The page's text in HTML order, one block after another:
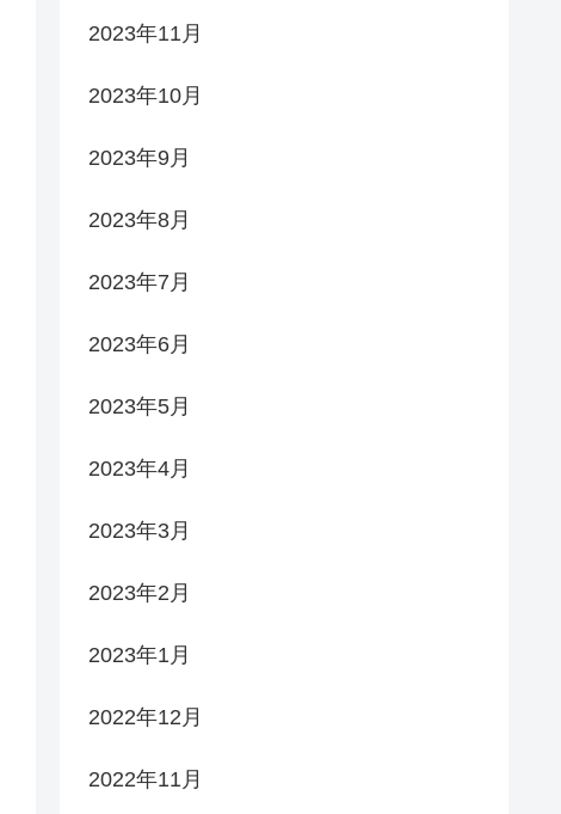
2023年11月
2023年10月
2023年9月
2023年8月
2023年7月
2023年6月
2023年5月
2023年4月
2023年3月
2023年2月
2023年1月
2022年12月
2022年11月